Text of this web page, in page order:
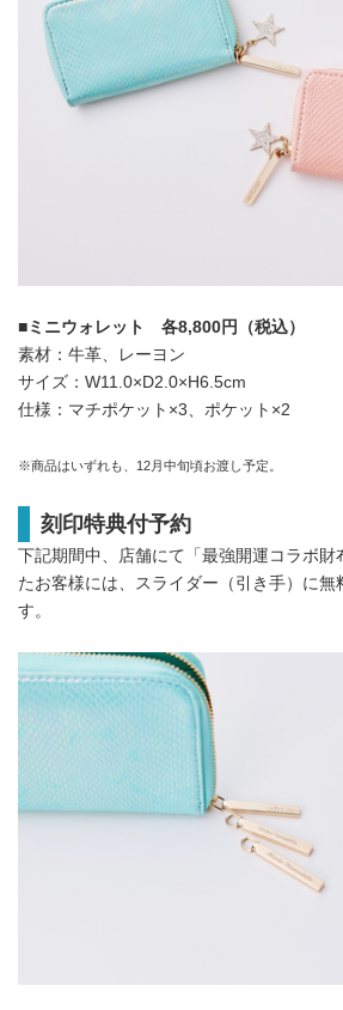
■ミニウォレット 各8,800円（税込）
素材：牛革、レーヨン
サイズ：W11.0×D2.0×H6.5cm
仕様：マチポケット×3、ポケット×2
※商品はいずれも、12月中旬頃お渡し予定。
刻印特典付予約
下記期間中、店舗にて「最強開運コラボ財
たお客様には、スライダー（引き手）に無
す。